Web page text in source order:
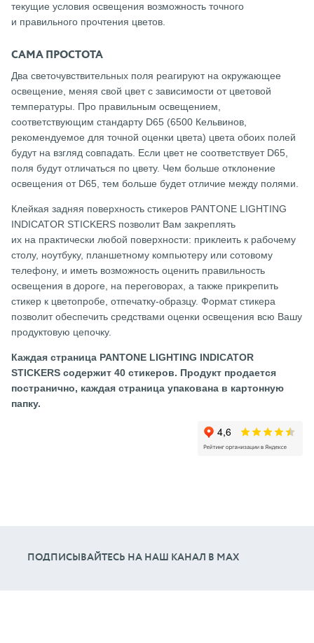
текущие условия освещения возможность точного
и правильного прочтения цветов.
САМА ПРОСТОТА
Два светочувствительных поля реагируют на окружающее
освещение, меняя свой цвет с зависимости от цветовой
температуры. Про правильным освещением,
соответствующим стандарту D65 (6500 Кельвинов,
рекомендуемое для точной оценки цвета) цвета обоих полей
будут на взгляд совпадать. Если цвет не соответствует D65,
поля будут отличаться по цвету. Чем больше отклонение
освещения от D65, тем больше будет отличие между полями.
Клейкая задняя поверхность стикеров PANTONE LIGHTING
INDICATOR STICKERS позволит Вам закреплять
их на практически любой поверхности: приклеить к рабочему
столу, ноутбуку, планшетному компьютеру или сотовому
телефону, и иметь возможность оценить правильность
освещения в дороге, на переговорах, а также прикрепить
стикер к цветопробе, отпечатку-образцу. Формат стикера
позволит обеспечить средствами оценки освещения всю Вашу
продуктовую цепочку.
Каждая страница PANTONE LIGHTING INDICATOR
STICKERS содержит 40 стикеров. Продукт продается
постранично, каждая страница упакована в картонную
папку.
ПОДПИСЫВАЙТЕСЬ НА НАШ КАНАЛ В МАХ